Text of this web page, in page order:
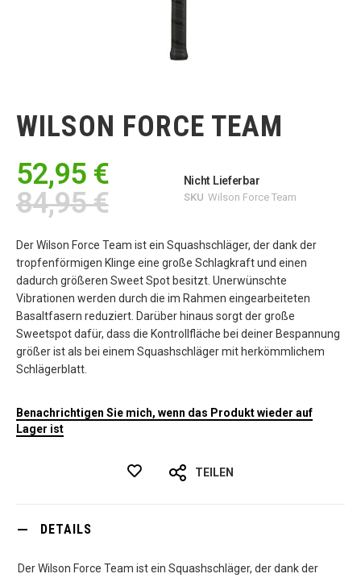
Bildgalerie
springen
WILSON FORCE TEAM
52,95 €
84,95 €
Nicht Lieferbar
SKU Wilson Force Team
Der Wilson Force Team ist ein Squashschläger, der dank der
tropfenförmigen Klinge eine große Schlagkraft und einen
dadurch größeren Sweet Spot besitzt. Unerwünschte
Vibrationen werden durch die im Rahmen eingearbeiteten
Basaltfasern reduziert. Darüber hinaus sorgt der große
Sweetspot dafür, dass die Kontrollfläche bei deiner Bespannung
größer ist als bei einem Squashschläger mit herkömmlichem
Schlägerblatt.
Benachrichtigen Sie mich, wenn das Produkt wieder auf
Lager ist
TEILEN
DETAILS
Der Wilson Force Team ist ein Squashschläger, der dank der